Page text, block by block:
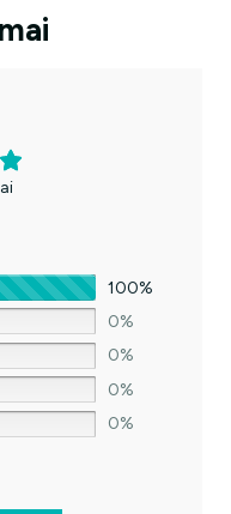
100%
0%
0%
0%
0%
kainą.